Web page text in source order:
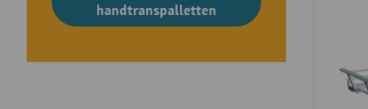
handtranspalletten